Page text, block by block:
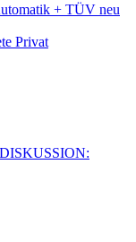
+ TÜV neu
Privat
DISKUSSION: